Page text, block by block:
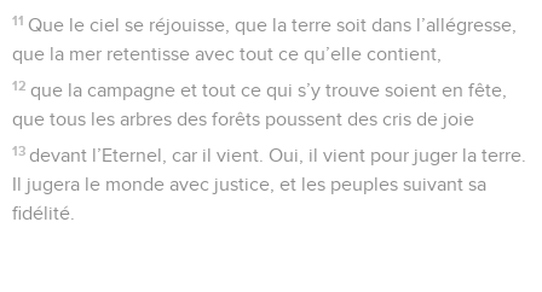
11 Que le ciel se réjouisse, que la terre soit dans l’allégresse,
que la mer retentisse avec tout ce qu’elle contient,
12 que la campagne et tout ce qui s’y trouve soient en fête,
que tous les arbres des forêts poussent des cris de joie
13 devant l’Eternel, car il vient. Oui, il vient pour juger la terre.
Il jugera le monde avec justice, et les peuples suivant sa
fidélité.